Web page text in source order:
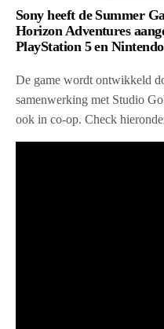
Sony heeft de Summer
Horizon Adventures
PlayStation 5 en
De game wordt ontwikkeld
samenwerking met Studio
ook in co-op. Check